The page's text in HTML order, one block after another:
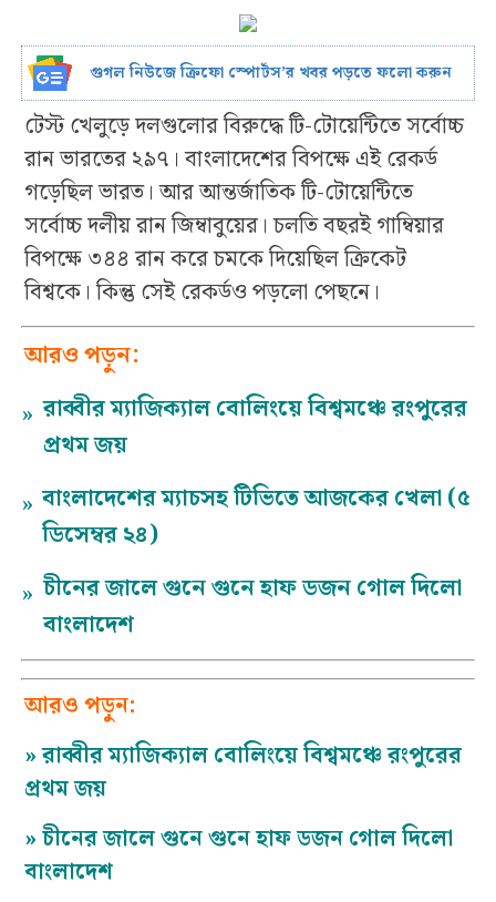
গুগল নিউজে ক্রিফো স্পোর্টস’র খবর পড়তে ফলো করুন
টেস্ট খেলুড়ে দলগুলোর বিরুদ্ধে টি-টোয়েন্টিতে সর্বোচ্চ
রান ভারতের ২৯৭। বাংলাদেশের বিপক্ষে এই রেকর্ড
গড়েছিল ভারত। আর আন্তর্জাতিক টি-টোয়েন্টিতে
সর্বোচ্চ দলীয় রান জিম্বাবুয়ের। চলতি বছরই গাম্বিয়ার
বিপক্ষে ৩৪৪ রান করে চমকে দিয়েছিল ক্রিকেট
বিশ্বকে। কিন্তু সেই রেকর্ডও পড়লো পেছনে।
আরও পড়ুন:
» রাব্বীর ম্যাজিক্যাল বোলিংয়ে বিশ্বমঞ্চে রংপুরের
প্রথম জয়
» বাংলাদেশের ম্যাচসহ টিভিতে আজকের খেলা (৫
ডিসেম্বর ২৪)
» চীনের জালে গুনে গুনে হাফ ডজন গোল দিলো
বাংলাদেশ
আরও পড়ুন:
»রাব্বীর ম্যাজিক্যাল বোলিংয়ে বিশ্বমঞ্চে রংপুরের
প্রথম জয়
»চীনের জালে গুনে গুনে হাফ ডজন গোল দিলো
বাংলাদেশ